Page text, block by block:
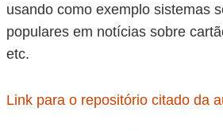
usando como exemplo sistemas
populares em notícias sobre
etc.
Link para o repositório citado da